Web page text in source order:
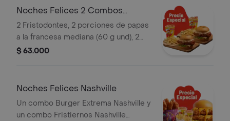
Noches Felices 2 Combos
Fristodontes
2 Fristodontes, 2 porciones de papas
a la francesa mediana (60 g und), 2
gaseosas (325 ml und). Escoge entre
$ 63.000
Noches Felices Nashville
Un combo Burger Extrema Nashville y
un combo Fristiernos Nashville